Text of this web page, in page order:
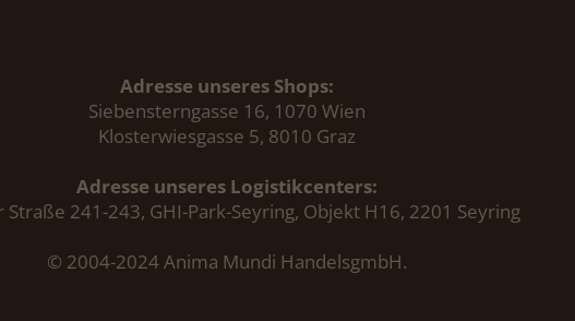
Adresse unseres Shops:
Siebensterngasse 16, 1070 Wien
Klosterwiesgasse 5, 8010 Graz
Adresse unseres Logistikcenters:
Straße 241-243, GHI-Park-Seyring, Objekt H16, 2201 Seyring
© 2004-2024 Anima Mundi HandelsgmbH.